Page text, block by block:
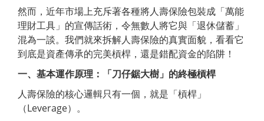
然而，近年市場上充斥著各種將人壽保險包裝成「萬能
理財工具」的宣傳話術，令無數人將它與「退休儲蓄」
混為一談。我們就來拆解人壽保險的真實面貌，看看它
到底是資產傳承的完美槓桿，還是錯配資金的陷阱！
一、基本運作原理：「刀仔鋸大樹」的終極槓桿
人壽保險的核心邏輯只有一個，就是「槓桿」
（Leverage）。